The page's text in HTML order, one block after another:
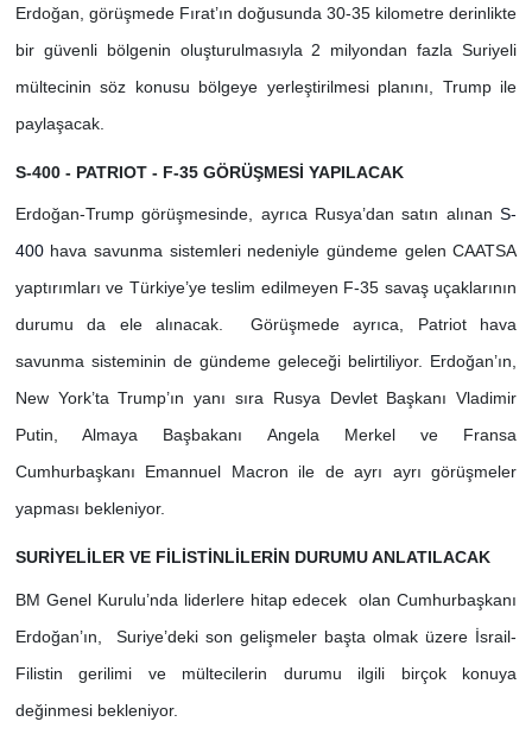
Erdoğan, görüşmede Fırat’ın doğusunda 30-35 kilometre derinlikte
bir güvenli bölgenin oluşturulmasıyla 2 milyondan fazla Suriyeli
mültecinin söz konusu bölgeye yerleştirilmesi planını, Trump ile
paylaşacak.
S-400 - PATRIOT - F-35 GÖRÜŞMESİ YAPILACAK
Erdoğan-Trump görüşmesinde, ayrıca Rusya’dan satın alınanS-
400hava savunma sistemleri nedeniyle gündeme gelen CAATSA
yaptırımları ve Türkiye’ye teslim edilmeyen F-35 savaş uçaklarının
durumu da ele alınacak. Görüşmede ayrıca, Patriot hava
savunma sisteminin de gündeme geleceği belirtiliyor. Erdoğan’ın,
New York’ta Trump’ın yanı sıra Rusya Devlet Başkanı Vladimir
Putin, Almaya Başbakanı Angela Merkel ve Fransa
Cumhurbaşkanı Emannuel Macron ile de ayrı ayrı görüşmeler
yapması bekleniyor.
SURİYELİLER VE FİLİSTİNLİLERİN DURUMU ANLATILACAK
BM Genel Kurulu’nda liderlere hitap edecek olan Cumhurbaşkanı
Erdoğan’ın, Suriye’deki son gelişmeler başta olmak üzere İsrail-
Filistin gerilimi ve mültecilerin durumu ilgili birçok konuya
değinmesi bekleniyor.